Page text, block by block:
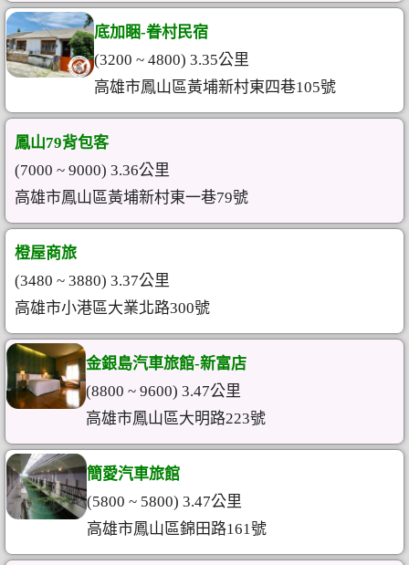
底加睏-眷村民宿
(3200 ~ 4800) 3.35公里
高雄市鳳山區黃埔新村東四巷105號
鳳山79背包客
(7000 ~ 9000) 3.36公里
高雄市鳳山區黃埔新村東一巷79號
橙屋商旅
(3480 ~ 3880) 3.37公里
高雄市小港區大業北路300號
金銀島汽車旅館-新富店
(8800 ~ 9600) 3.47公里
高雄市鳳山區大明路223號
簡愛汽車旅館
(5800 ~ 5800) 3.47公里
高雄市鳳山區錦田路161號